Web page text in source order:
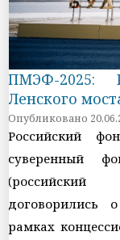
ПМЭФ-2025:
Ленского
Опубликовано
Российский
суверенный
(российский
договорились
рамках